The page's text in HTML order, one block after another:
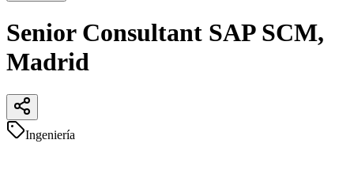
Senior Consultant SAP SCM,
Madrid
Ingeniería